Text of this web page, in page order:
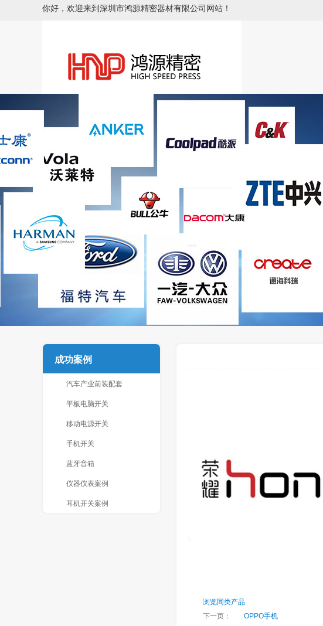
你好，欢迎来到深圳市鸿源精密器材有限公司网站！
成功案例
汽车产业前装配套
平板电脑开关
移动电源开关
手机开关
蓝牙音箱
仪器仪表案例
耳机开关案例
浏览同类产品
下一页：
OPPO手机